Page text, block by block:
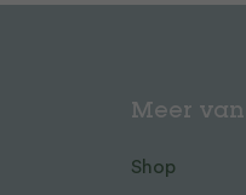
Meer
Shop